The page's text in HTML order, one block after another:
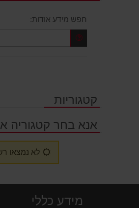
חפש מידע אודות:
קטגוריות
אנא בחר קטגוריה
לא נמצאו
מידע כללי